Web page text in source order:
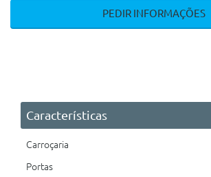
PEDIR INFORMAÇÕES
Características
Carroçaria
Portas